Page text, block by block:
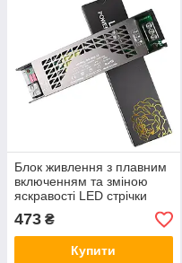
Блок живлення з плавним
включенням та зміною
яскравості LED стрічки
60Вт 12В IP20 (DS-60-12)
473 ₴
Купити